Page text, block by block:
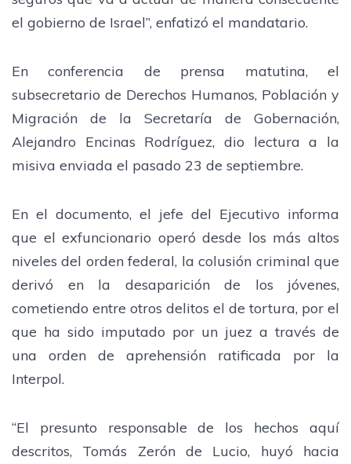
el gobierno de Israel”, enfatizó el mandatario.
En conferencia de prensa matutina, el
subsecretario de Derechos Humanos, Población y
Migración de la Secretaría de Gobernación,
Alejandro Encinas Rodríguez, dio lectura a la
misiva enviada el pasado 23 de septiembre.
En el documento, el jefe del Ejecutivo informa
que el exfuncionario operó desde los más altos
niveles del orden federal, la colusión criminal que
derivó en la desaparición de los jóvenes,
cometiendo entre otros delitos el de tortura, por el
que ha sido imputado por un juez a través de
una orden de aprehensión ratificada por la
Interpol.
“El presunto responsable de los hechos aquí
descritos, Tomás Zerón de Lucio, huyó hacia